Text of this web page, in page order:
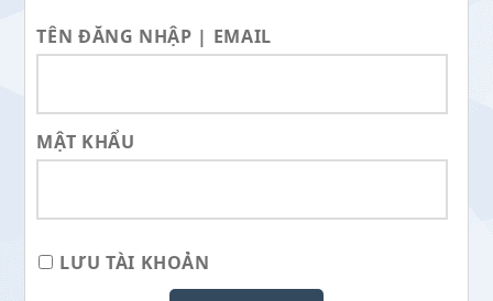
TÊN ĐĂNG NHẬP | EMAIL
MẬT KHẨU
LƯU TÀI KHOẢN